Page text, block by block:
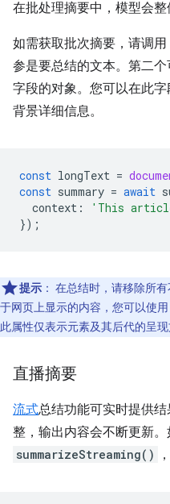
在批处理摘要中，模型会整
如需获取批次摘要，请调用
参是要总结的文本。第二
字段的对象。您可以在此
背景详细信息。
const longText =
const summary = await
context :
'This
});
提示 ： 在总结时，请移除所
于网页上显示的内容，您可以使用
此属性仅表示元素及其后代的呈现
直播摘要
流式总结功能可实时提供
整，输出内容会不断更新
summarizeStreaming()